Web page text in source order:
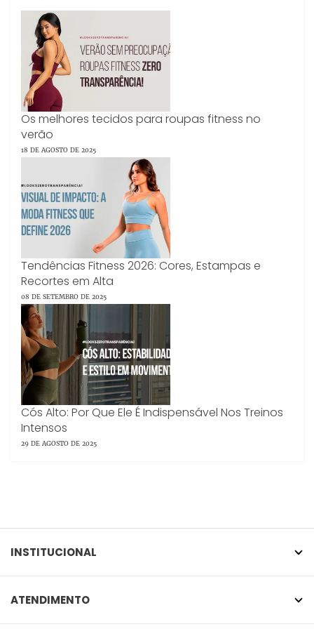
Os melhores tecidos para roupas fitness no
verão
18 DE AGOSTO DE 2025
Tendências Fitness 2026: Cores, Estampas e
Recortes em Alta
08 DE SETEMBRO DE 2025
Cós Alto: Por Que Ele É Indispensável Nos Treinos
Intensos
29 DE AGOSTO DE 2025
INSTITUCIONAL
ATENDIMENTO